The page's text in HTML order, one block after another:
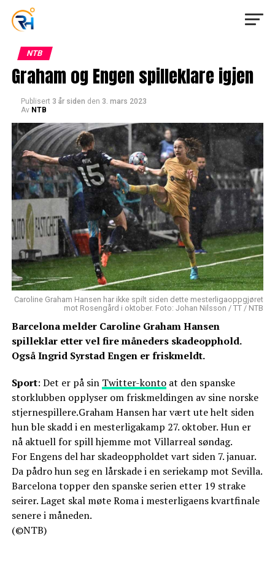
NTB
Graham og Engen spilleklare igjen
Publisert 3 år siden den 3. mars 2023
Av NTB
Caroline Graham Hansen har ikke spilt siden dette mesterligaoppgjøret
mot Rosengård i oktober. Foto: Johan Nilsson / TT / NTB
Barcelona melder Caroline Graham Hansen
spilleklar etter vel fire måneders skadeopphold.
Også Ingrid Syrstad Engen er friskmeldt.
Sport: Det er på sin Twitter-kontoat den spanske
storklubben opplyser om friskmeldingen av sine norske
stjernespillere.Graham Hansen har vært ute helt siden
hun ble skadd i en mesterligakamp 27. oktober. Hun er
nå aktuell for spill hjemme mot Villarreal søndag.
For Engens del har skadeoppholdet vart siden 7. januar.
Da pådro hun seg en lårskade i en seriekamp mot Sevilla.
Barcelona topper den spanske serien etter 19 strake
seirer. Laget skal møte Roma i mesterligaens kvartfinale
senere i måneden.
(©NTB)